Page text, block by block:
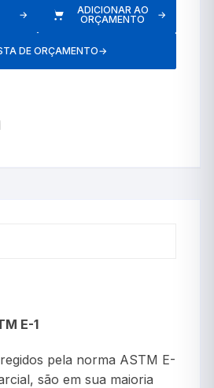
→
ADICIONAR AO
ORÇAMENTO
→
DE ORÇAMENTO→
E-1
pela norma ASTM E-
são em sua maioria